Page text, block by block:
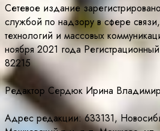
Сетевое издание
службой по надзору в сфере
технологий и массовых
ноября 2021 года
82215
Редактор Сердюк Ирина
Адрес редакции: 633131,